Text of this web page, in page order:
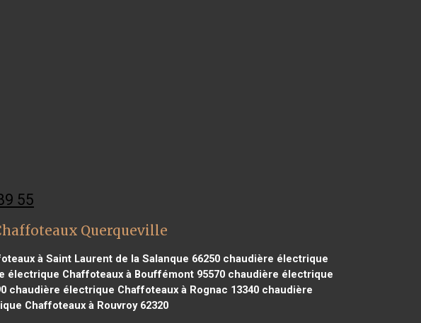
55
Querqueville
à Saint Laurent de la Salanque 66250chaudière électrique
électrique Chaffoteaux à Bouffémont 95570chaudière électrique
chaudière électrique Chaffoteaux à Rognac 13340chaudière
Chaffoteaux à Rouvroy 62320